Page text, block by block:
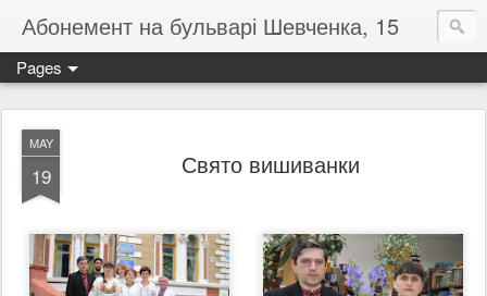
Абонемент на бульварі Шевченка, 15
Pages
MAY
19 Свято вишиванки